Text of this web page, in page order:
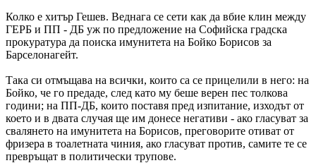
Колко е хитър Гешев. Веднага се сети как да вбие клин между
ГЕРБ и ПП - ДБ уж по предложение на Софийска градска
прокуратура да поиска имунитета на Бойко Борисов за
Барселонагейт.
Така си отмъщава на всички, които са се прицелили в него: на
Бойко, че го предаде, след като му беше верен пес толкова
години; на ПП-ДБ, които поставя пред изпитание, изходът от
което и в двата случая ще им донесе негативи - ако гласуват за
свалянето на имунитета на Борисов, преговорите отиват от
фризера в тоалетната чиния, ако гласуват против, самите те се
превръщат в политически трупове.